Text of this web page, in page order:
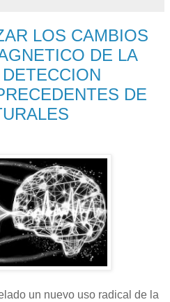
LOS CAMBIOS
DE LA
DE
un nuevo uso radical de la